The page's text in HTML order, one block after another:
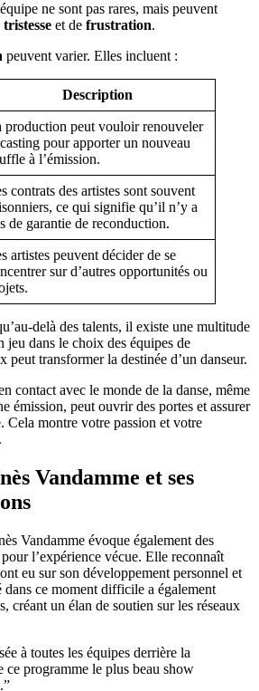
ne sont pas rares, mais peuvent
tristesse et de frustration.
peuvent varier. Elles incluent :
Description
production peut vouloir renouveler
pour apporter un nouveau
à l’émission.
contrats des artistes sont souvent
ce qui signifie qu’il n’y a
de garantie de reconduction.
artistes peuvent décider de se
sur d’autres opportunités ou
delà des talents, il existe une multitude
jeu dans le choix des équipes de
peut transformer la destinée d’un danseur.
contact avec le monde de la danse, même
émission, peut ouvrir des portes et assurer
Cela montre votre passion et votre
Vandamme et ses
Vandamme évoque également des
pour l’expérience vécue. Elle reconnaît
eu sur son développement personnel et
dans ce moment difficile a également
créant un élan de soutien sur les réseaux
à toutes les équipes derrière la
ce programme le plus beau show